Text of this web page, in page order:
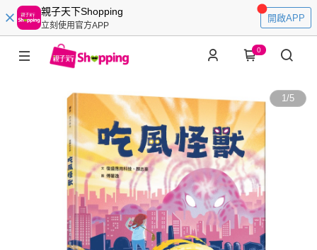
親子天下Shopping
立刻使用官方APP
開啟APP
0
1/5